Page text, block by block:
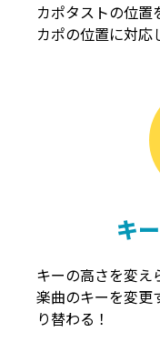
カポタストの位置
カポの位置に対応
キ
キーの高さを変え
楽曲のキーを変更
り替わる！